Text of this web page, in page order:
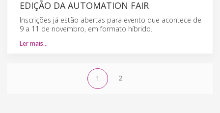
EDIÇÃO DA AUTOMATION FAIR
Inscrições já estão abertas para evento que acontece de
9 a 11 de novembro, em formato híbrido.
Ler mais…
1 2